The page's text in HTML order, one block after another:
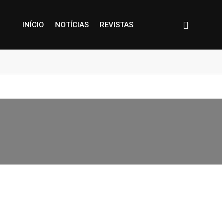
INÍCIO NOTÍCIAS REVISTAS